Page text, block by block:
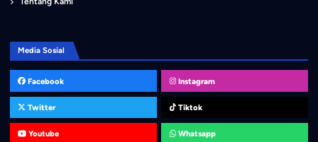
Media Sosial
Facebook Instagram
Twitter Tiktok
Youtube Whatsapp